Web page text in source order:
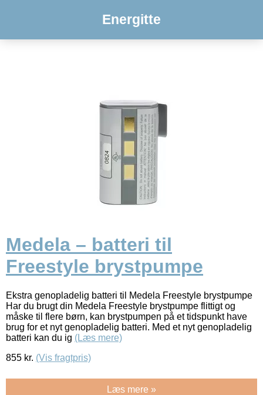
Energitte
Medela – batteri til
Freestyle brystpumpe
Ekstra genopladelig batteri til Medela Freestyle brystpumpe
Har du brugt din Medela Freestyle brystpumpe flittigt og
måske til flere børn, kan brystpumpen på et tidspunkt have
brug for et nyt genopladelig batteri. Med et nyt genopladelig
batteri kan du ig (Læs mere)
855 kr. (Vis fragtpris)
Læs mere »